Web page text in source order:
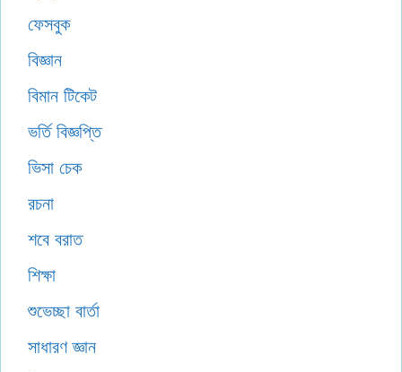
ফেসবুক
বিজ্ঞান
বিমান টিকেট
ভর্তি বিজ্ঞপ্তি
ভিসা চেক
রচনা
শবে বরাত
শিক্ষা
শুভেচ্ছা বার্তা
সাধারণ জ্ঞান